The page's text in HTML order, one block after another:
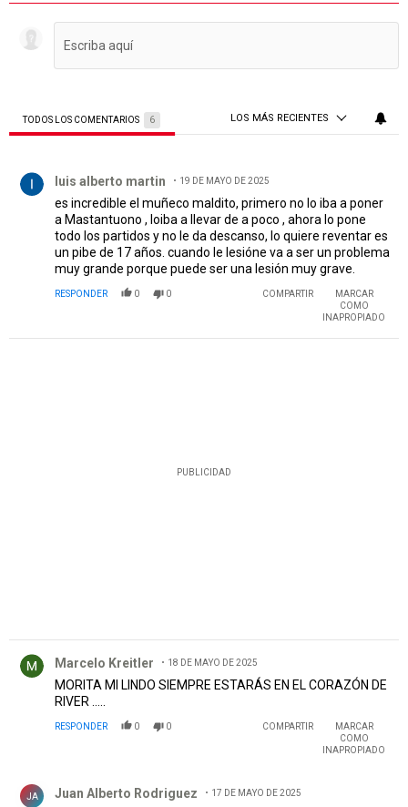
TODOS LOS COMENTARIOS 6 LOS MÁS RECIENTES
luis alberto martin 19 DE MAYO DE 2025
es incredible el muñeco maldito, primero no lo iba a poner
a Mastantuono , loiba a llevar de a poco , ahora lo pone
todo los partidos y no le da descanso, lo quiere reventar es
un pibe de 17 años. cuando le lesióne va a ser un problema
muy grande porque puede ser una lesión muy grave.
RESPONDER 0 0 COMPARTIR
MARCAR
COMO
INAPROPIADO
PUBLICIDAD
Marcelo Kreitler 18 DE MAYO DE 2025
MORITA MI LINDO SIEMPRE ESTARÁS EN EL CORAZÓN DE
RIVER …..
RESPONDER 0 0 COMPARTIR
MARCAR
COMO
INAPROPIADO
JA Juan Alberto Rodriguez 17 DE MAYO DE 2025